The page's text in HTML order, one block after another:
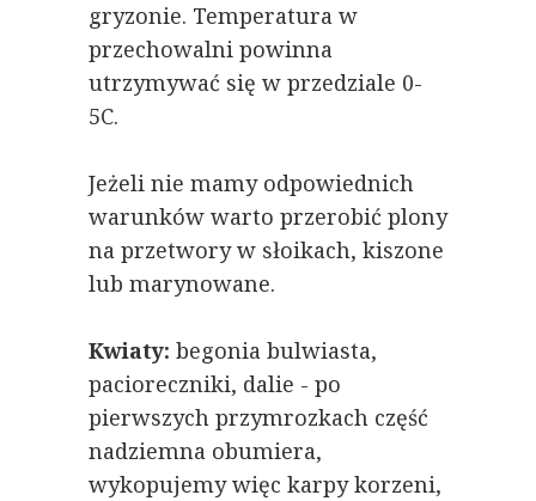
gryzonie. Temperatura w
przechowalni powinna
utrzymywać się w przedziale 0-
5C.
Jeżeli nie mamy odpowiednich
warunków warto przerobić plony
na przetwory w słoikach, kiszone
lub marynowane.
Kwiaty: begonia bulwiasta,
pacioreczniki, dalie - po
pierwszych przymrozkach część
nadziemna obumiera,
wykopujemy więc karpy korzeni,